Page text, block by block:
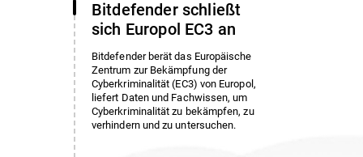
Bitdefender schließt
sich Europol EC3 an
Bitdefender berät das Europäische
Zentrum zur Bekämpfung der
Cyberkriminalität (EC3) von Europol,
liefert Daten und Fachwissen, um
Cyberkriminalität zu bekämpfen, zu
verhindern und zu untersuchen.